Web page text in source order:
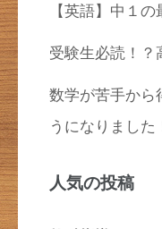
【英語】中１
受験生必読！？
数学が苦手から
うになりました
人気の投稿